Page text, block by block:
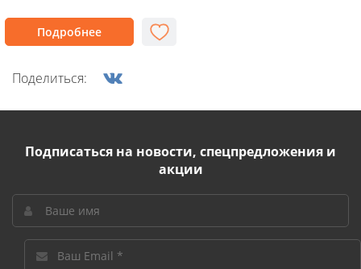
Подробнее
Поделиться:
Подписаться на новости, спецпредложения и
акции